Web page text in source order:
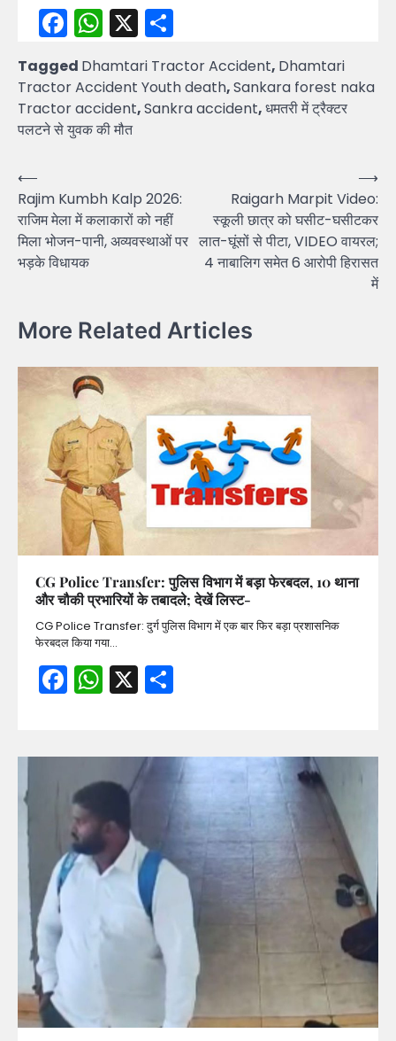
Facebook
WhatsApp
X
Tagged Dhamtari Tractor Accident, Dhamtari
Tractor Accident Youth death,Sankara forest naka
Tractor accident,Sankra accident,धमतरी में ट्रैक्टर
पलटने से युवक की मौत
Post
navigation
⟵
Rajim Kumbh Kalp 2026:
राजिम मेला में कलाकारों को नहीं
मिला भोजन-पानी, अव्यवस्थाओं पर
भड़के विधायक
Raigarh Marpit Video:
स्कूली छात्र को घसीट-घसीटकर
लात-घूंसों से पीटा, VIDEO वायरल;
4 नाबालिग समेत 6 आरोपी हिरासत
में
⟶
More Related Articles
CG Police Transfer: पुलिस विभाग में बड़ा फेरबदल, 10 थाना
और चौकी प्रभारियों के तबादले; देखें लिस्ट-
CG Police Transfer: दुर्ग पुलिस विभाग में एक बार फिर बड़ा प्रशासनिक
फेरबदल किया गया…
Facebook
WhatsApp
X